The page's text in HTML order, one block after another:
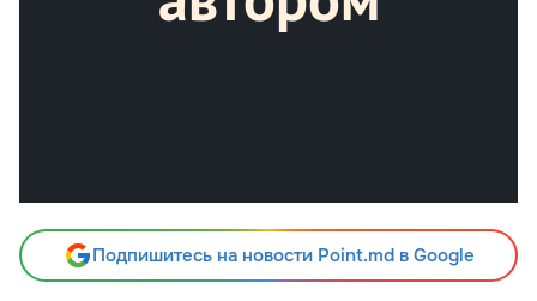
Подпишитесь на новости Point.md в Google